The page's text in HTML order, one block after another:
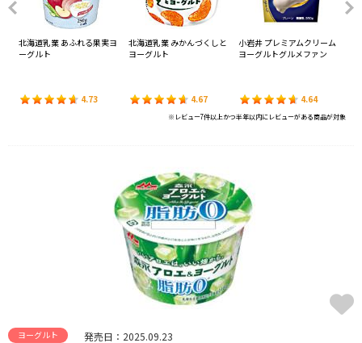
北海道乳業 あふれる果実ヨ
ーグルト
4.73
北海道乳業 みかんづくしと
ヨーグルト
4.67
小岩井 プレミアムクリーム
ヨーグルトグルメファン
4.64
※レビュー7件以上かつ半年以内にレビューがある商品が対象
ヨーグルト 発売日：2025.09.23